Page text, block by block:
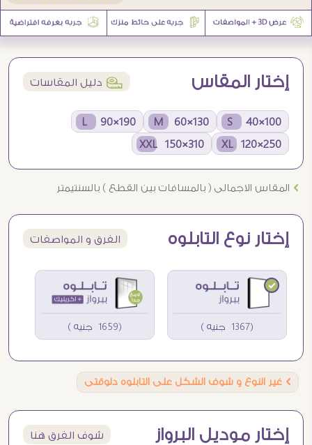
إختار المقاس í دليل المقاسات
100×40 S
130×60 M
190×90 L
250×120 XL
310×150 XXL
Ö المقاس الاجمالى ( بالمسافات بين القطع ) بالسنتيمتر
إختار نوع التابلوه الفرق و المواصفات
(1367 جنيه ) (1659 جنيه )
Ö غير النوع و شوف الشكل على التابلوه دلوقتى
إختار موديل البرواز شوف الفرق هنا